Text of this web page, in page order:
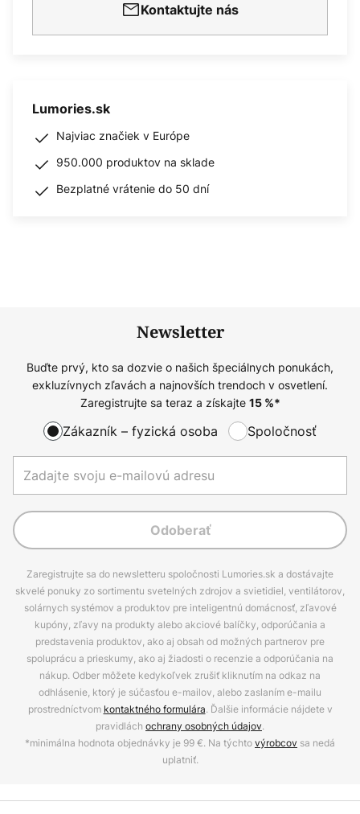
Kontaktujte nás
Lumories.sk
Najviac značiek v Európe
950.000 produktov na sklade
Bezplatné vrátenie do 50 dní
Newsletter
Buďte prvý, kto sa dozvie o našich špeciálnych ponukách,
exkluzívnych zľavách a najnovších trendoch v osvetlení.
Zaregistrujte sa teraz a získajte 15%*
Zákazník – fyzická osoba Spoločnosť
Odoberať
Zaregistrujte sa do newsletteru spoločnosti Lumories.sk a dostávajte
skvelé ponuky zo sortimentu svetelných zdrojov a svietidiel, ventilátorov,
solárnych systémov a produktov pre inteligentnú domácnosť, zľavové
kupóny, zľavy na produkty alebo akciové balíčky, odporúčania a
predstavenia produktov, ako aj obsah od možných partnerov pre
spoluprácu a prieskumy, ako aj žiadosti o recenzie a odporúčania na
nákup. Odber môžete kedykoľvek zrušiť kliknutím na odkaz na
odhlásenie, ktorý je súčasťou e-mailov, alebo zaslaním e-mailu
prostredníctvom kontaktného formulára. Ďalšie informácie nájdete v
pravidlách ochrany osobných údajov.
*minimálna hodnota objednávky je 99 €. Na týchtovýrobcov sa nedá
uplatniť.